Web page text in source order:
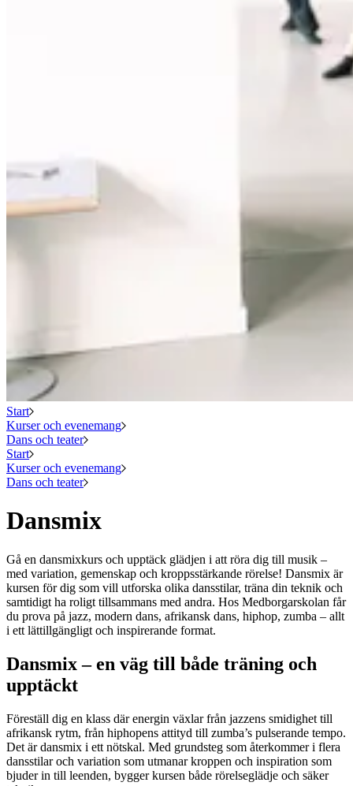
Start
Kurser och evenemang
Dans och teater
Start
Kurser och evenemang
Dans och teater
Dansmix
Gå en dansmixkurs och upptäck glädjen i att röra dig till musik –
med variation, gemenskap och kroppsstärkande rörelse! Dansmix är
kursen för dig som vill utforska olika dansstilar, träna din teknik och
samtidigt ha roligt tillsammans med andra. Hos Medborgarskolan får
du prova på jazz, modern dans, afrikansk dans, hiphop, zumba – allt
i ett lättillgängligt och inspirerande format.
Dansmix – en väg till både träning och
upptäckt
Föreställ dig en klass där energin växlar från jazzens smidighet till
afrikansk rytm, från hiphopens attityd till zumba’s pulserande tempo.
Det är dansmix i ett nötskal. Med grundsteg som återkommer i flera
dansstilar och variation som utmanar kroppen och inspiration som
bjuder in till leenden, bygger kursen både rörelseglädje och säker